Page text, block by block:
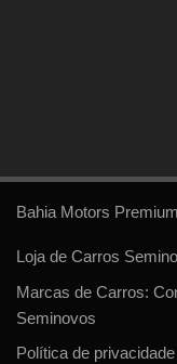
Bahia Motors
Loja de Carros
Marcas de Carros:
Seminovos
Política de privacidade